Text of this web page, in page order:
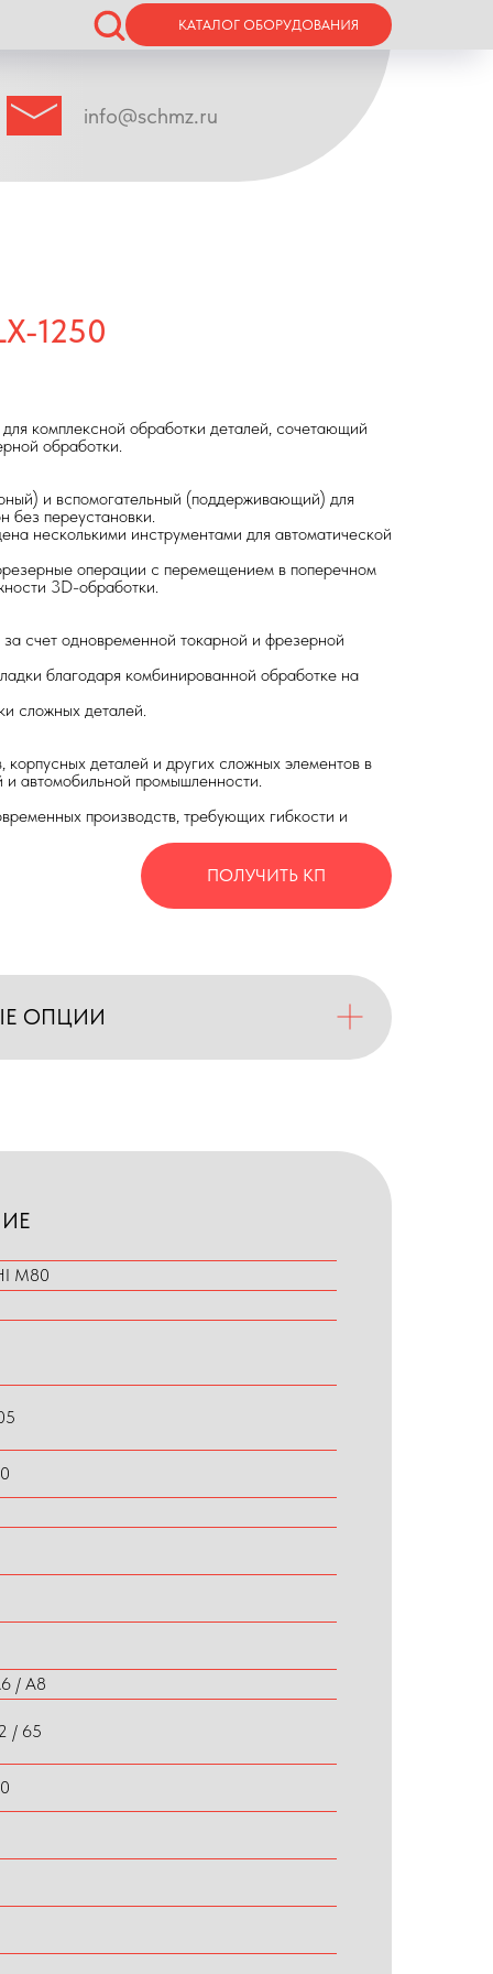
КАТАЛОГ ОБОРУДОВАНИЯ
info@schmz.ru
1250
комплексной обработки деталей, сочетающий
обработки.
и вспомогательный (поддерживающий) для
без переустановки.
несколькими инструментами для автоматической
операции с перемещением в поперечном
3D-обработки.
счет одновременной токарной и фрезерной
благодаря комбинированной обработке на
сложных деталей.
деталей и других сложных элементов в
автомобильной промышленности.
производств, требующих гибкости и
ПОЛУЧИТЬ КП
ОПЦИИ
M80
/ A8
/ 65